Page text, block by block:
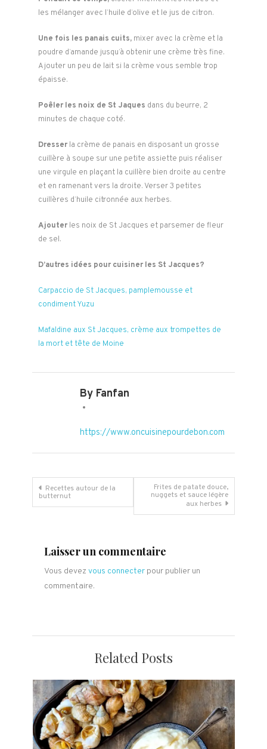
les mélanger avec l’huile d’olive et le jus de citron.
Une fois les panais cuits, mixer avec la crème et la
poudre d’amande jusqu’à obtenir une crème très fine.
Ajouter un peu de lait si la crème vous semble trop
épaisse.
Poêler les noix de St Jaques dans du beurre, 2
minutes de chaque coté.
Dresser la crème de panais en disposant un grosse
cuillère à soupe sur une petite assiette puis réaliser
une virgule en plaçant la cuillère bien droite au centre
et en ramenant vers la droite. Verser 3 petites
cuillères d’huile citronnée aux herbes.
Ajouter les noix de St Jacques et parsemer de fleur
de sel.
D’autres idées pour cuisiner les St Jacques?
Carpaccio de St Jacques, pamplemousse et
condiment Yuzu
Mafaldine aux St Jacques, crème aux trompettes de
la mort et tête de Moine
By Fanfan
https://www.oncuisinepourdebon.com
Navigation
l’article
Recettes autour de la
butternut
Frites de patate douce,
nuggets et sauce légère
aux herbes
Laisser un commentaire
Vous devezvous connecter pour publier un
commentaire.
Related Posts